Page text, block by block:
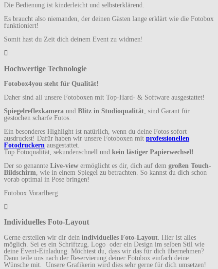
Die Bedienung ist kinderleicht und selbsterklärend.
Es braucht also niemanden, der deinen Gästen lange erklärt wie die Fotobox
funktioniert!
Somit hast du Zeit dich deinem Event zu widmen!
Hochwertige Technologie
Fotobox4you steht für Qualität!
Daher sind all unsere Fotoboxen mit Top-Hard- & Software ausgestattet!
Spiegelreflexkamera und Blitz in Studioqualität , sind Garant für
gestochen scharfe Fotos.
Ein besonderes Highlight ist natürlich, wenn du deine Fotos sofort
ausdruckst! Dafür haben wir unsere Fotoboxen mit professionellen
Fotodruckern ausgestattet.
Top Fotoqualität, sekundenschnell und kein lästiger Papierwechsel!
Der so genannte Live-view ermöglicht es dir, dich auf dem großen Touch-
Bildschirm , wie in einem Spiegel zu betrachten. So kannst du dich schon
vorab optimal in Pose bringen!
Fotobox Vorarlberg
Individuelles Foto-Layout
Gerne erstellen wir dir dein individuelles Foto-Layout . Hier ist alles
möglich. Sei es ein Schriftzug, Logo oder ein Design im selben Stil wie
deine Event-Einladung. Möchtest du, dass wir das für dich übernehmen?
Dann teile uns nach der Reservierung deiner Fotobox einfach deine
Wünsche mit. Unsere Grafikerin wird dies sehr gerne für dich umsetzen!